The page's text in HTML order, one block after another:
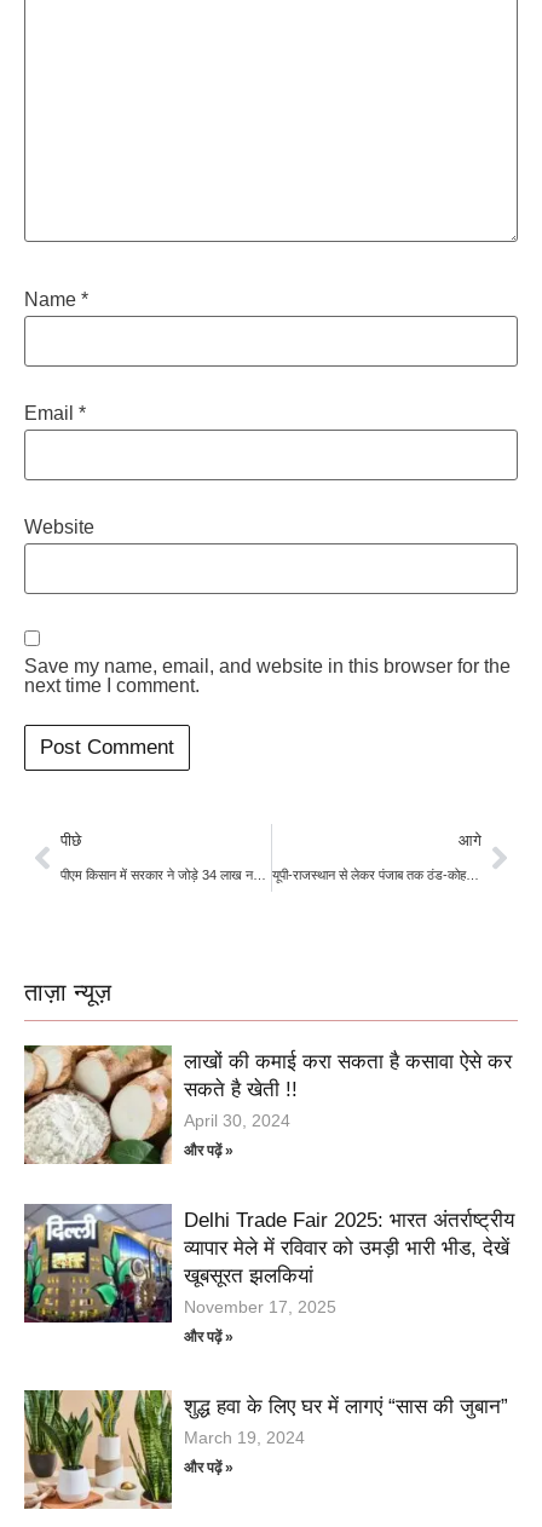
Name *
Email *
Website
Save my name, email, and website in this browser for the
next time I comment.
पीछे
पीएम किसान में सरकार ने जोड़े 34 लाख नए लाभार्थी, जानिए किस राज्य में सबसे ज्यादा पात्र किसान
आगे
यूपी-राजस्थान से लेकर पंजाब तक ठंड-कोहरे का दोहरा कहर, नए साल के सीजन पर आया ये अलर्ट
ताज़ा न्यूज़
लाखों की कमाई करा सकता है कसावा ऐसे कर
सकते है खेती !!
April 30, 2024
और पढ़ें »
Delhi Trade Fair 2025: भारत अंतर्राष्ट्रीय
व्यापार मेले में रविवार को उमड़ी भारी भीड, देखें
खूबसूरत झलकियां
November 17, 2025
और पढ़ें »
शुद्ध हवा के लिए घर में लागएं “सास की जुबान”
March 19, 2024
और पढ़ें »